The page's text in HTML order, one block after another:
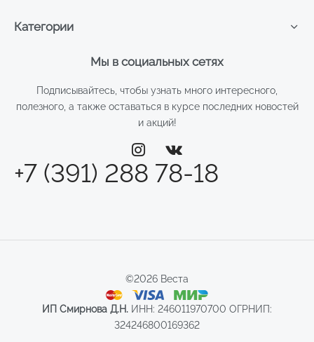
Мы в социальных сетях
Подписывайтесь, чтобы узнать много интересного,
полезного, а также оставаться в курсе последних новостей
и акций!
+7 (391) 288 78-18
Категории
©2026 Веста
ИП Смирнова Д.Н. ИНН: 246011970700 ОГРНИП:
324246800169362